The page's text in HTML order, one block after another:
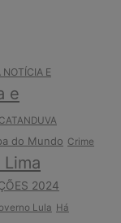
NOTÍCIA E
e
CATANDUVA
do Mundo Crime
2024
Lula Há